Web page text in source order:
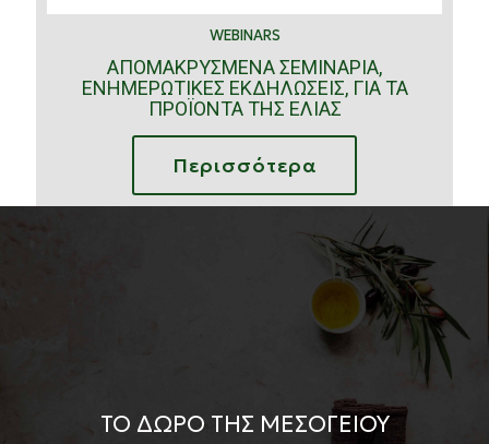
WEBINARS
ΑΠΟΜΑΚΡΥΣΜΕΝΑ ΣΕΜΙΝΑΡΙΑ,
ΕΝΗΜΕΡΩΤΙΚΕΣ ΕΚΔΗΛΩΣΕΙΣ, ΓΙΑ ΤΑ
ΠΡΟΪΟΝΤΑ ΤΗΣ ΕΛΙΑΣ
Περισσότερα
ΤΟ ΔΩΡΟ ΤΗΣ ΜΕΣΟΓΕΙΟΥ